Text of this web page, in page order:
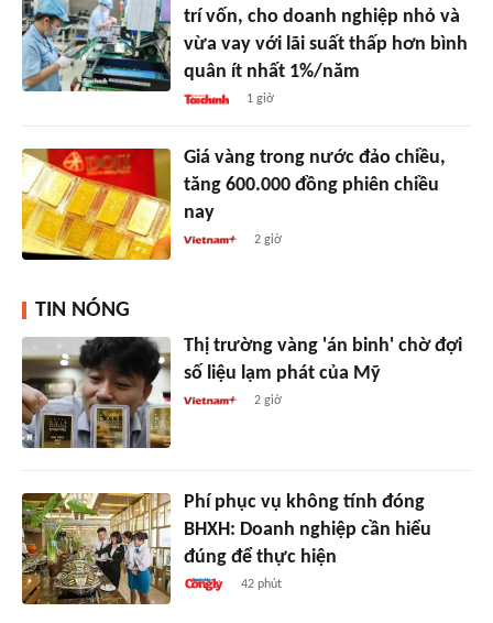
trí vốn, cho doanh nghiệp nhỏ và
vừa vay với lãi suất thấp hơn bình
quân ít nhất 1%/năm
1 giờ
Giá vàng trong nước đảo chiều,
tăng 600.000 đồng phiên chiều
nay
2 giờ
TIN NÓNG
Thị trường vàng 'án binh' chờ đợi
số liệu lạm phát của Mỹ
2 giờ
Phí phục vụ không tính đóng
BHXH: Doanh nghiệp cần hiểu
đúng để thực hiện
42 phút